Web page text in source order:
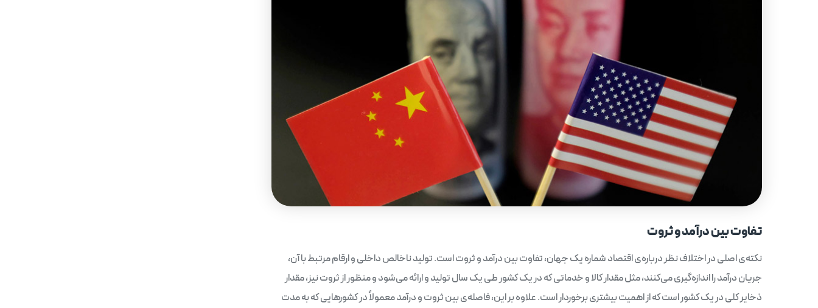
تفاوت بین درآمد و ثروت
نکته‌ی اصلی در اختلاف نظر درباره‌ی اقتصاد شماره یک جهان، تفاوت بین درآمد و ثروت است. تولید ناخالص داخلی و ارقام مرتبط با آن،
جریان درآمد را اندازه‌گیری می‌کنند، مثل مقدار کالا و خدماتی که در یک کشور طی یک سال تولید و ارائه می‌شود و منظور از ثروت نیز، مقدار
ذخایر کلی در یک کشور است که از اهمیت بیشتری برخوردار است. علاوه بر این، فاصله‌ی بین ثروت و درآمد معمولاً در کشورهایی که به مدت